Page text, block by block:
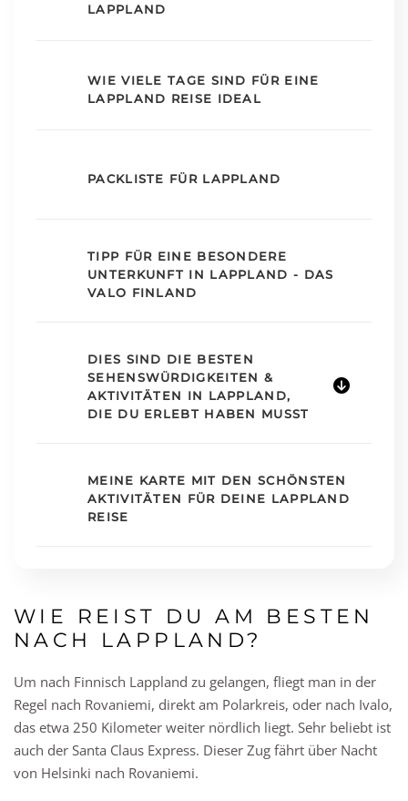
LAPPLAND
WIE VIELE TAGE SIND FÜR EINE
LAPPLAND REISE IDEAL
PACKLISTE FÜR LAPPLAND
TIPP FÜR EINE BESONDERE
UNTERKUNFT IN LAPPLAND - DAS
VALO FINLAND
DIES SIND DIE BESTEN
SEHENSWÜRDIGKEITEN &
AKTIVITÄTEN IN LAPPLAND,
DIE DU ERLEBT HABEN MUSST
MEINE KARTE MIT DEN SCHÖNSTEN
AKTIVITÄTEN FÜR DEINE LAPPLAND
REISE
WIE REIST DU AM BESTEN
NACH LAPPLAND?
Um nach Finnisch Lappland zu gelangen, fliegt man in der
Regel nach Rovaniemi, direkt am Polarkreis, oder nach Ivalo,
das etwa 250 Kilometer weiter nördlich liegt. Sehr beliebt ist
auch der Santa Claus Express. Dieser Zug fährt über Nacht
von Helsinki nach Rovaniemi.